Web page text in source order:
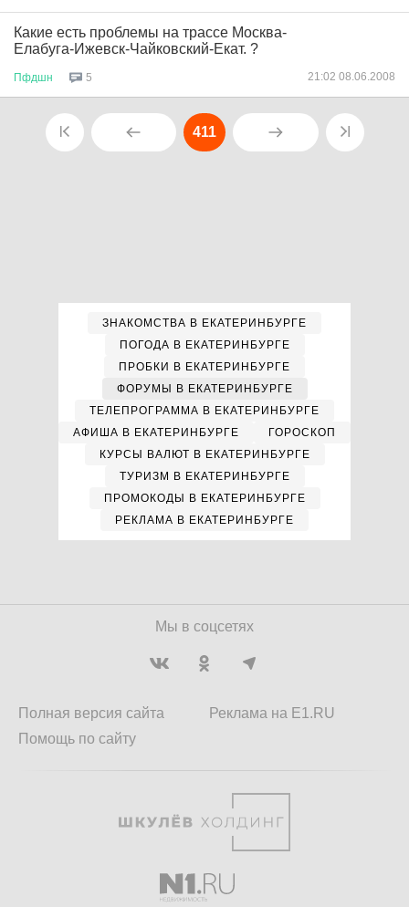
Какие есть проблемы на трассе Москва-
Елабуга-Ижевск-Чайковский-Екат. ?
Пфдшн 5 21:02 08.06.2008
411
ЗНАКОМСТВА В ЕКАТЕРИНБУРГЕ
ПОГОДА В ЕКАТЕРИНБУРГЕ
ПРОБКИ В ЕКАТЕРИНБУРГЕ
ФОРУМЫ В ЕКАТЕРИНБУРГЕ
ТЕЛЕПРОГРАММА В ЕКАТЕРИНБУРГЕ
АФИША В ЕКАТЕРИНБУРГЕ
ГОРОСКОП
КУРСЫ ВАЛЮТ В ЕКАТЕРИНБУРГЕ
ТУРИЗМ В ЕКАТЕРИНБУРГЕ
ПРОМОКОДЫ В ЕКАТЕРИНБУРГЕ
РЕКЛАМА В ЕКАТЕРИНБУРГЕ
Мы в соцсетях
Полная версия сайта
Помощь по сайту
Реклама на E1.RU